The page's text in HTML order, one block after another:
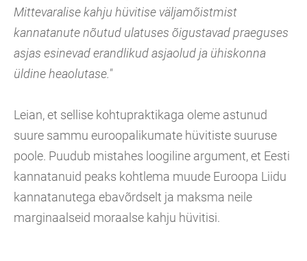
Mittevaralise kahju hüvitise väljamõistmist
kannatanute nõutud ulatuses õigustavad praeguses
asjas esinevad erandlikud asjaolud ja ühiskonna
üldine heaolutase."
Leian, et sellise kohtupraktikaga oleme astunud
suure sammu euroopalikumate hüvitiste suuruse
poole. Puudub mistahes loogiline argument, et Eesti
kannatanuid peaks kohtlema muude Euroopa Liidu
kannatanutega ebavõrdselt ja maksma neile
marginaalseid moraalse kahju hüvitisi.